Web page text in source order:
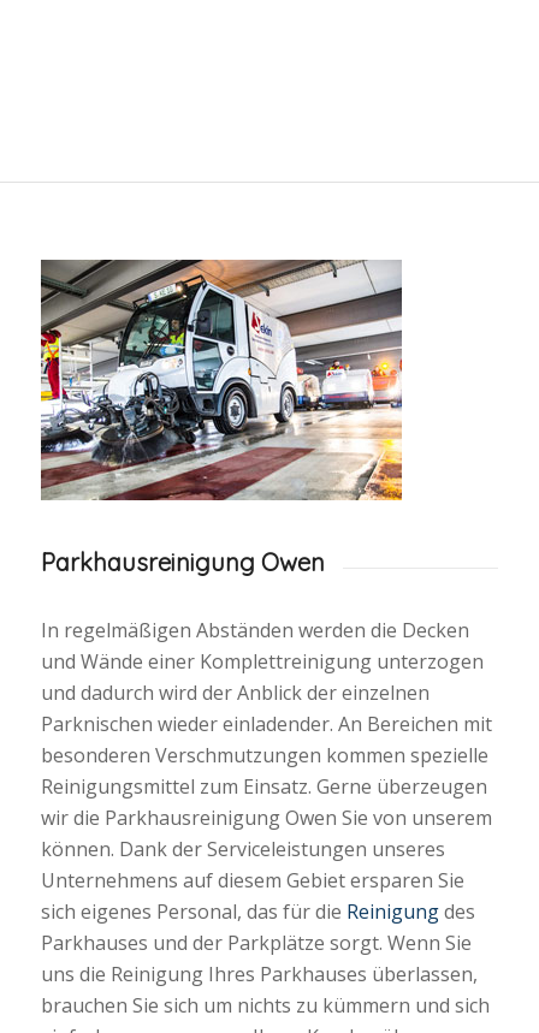
Parkhausreinigung Owen
In regelmäßigen Abständen werden die Decken
und Wände einer Komplettreinigung unterzogen
und dadurch wird der Anblick der einzelnen
Parknischen wieder einladender. An Bereichen mit
besonderen Verschmutzungen kommen spezielle
Reinigungsmittel zum Einsatz. Gerne überzeugen
wir die Parkhausreinigung Owen Sie von unserem
können. Dank der Serviceleistungen unseres
Unternehmens auf diesem Gebiet ersparen Sie
sich eigenes Personal, das für die Reinigungdes
Parkhauses und der Parkplätze sorgt. Wenn Sie
uns die Reinigung Ihres Parkhauses überlassen,
brauchen Sie sich um nichts zu kümmern und sich